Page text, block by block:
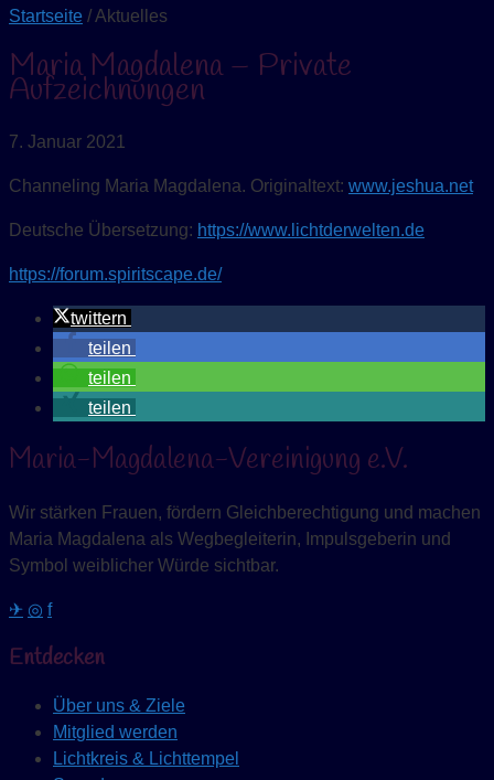
Startseite / Aktuelles
Maria Magdalena – Private
Aufzeichnungen
7. Januar 2021
Channeling Maria Magdalena. Originaltext: www.jeshua.net
Deutsche Übersetzung: https://www.lichtderwelten.de
https://forum.spiritscape.de/
twittern
teilen
teilen
teilen
Maria-Magdalena-Vereinigung e.V.
Wir stärken Frauen, fördern Gleichberechtigung und machen
Maria Magdalena als Wegbegleiterin, Impulsgeberin und
Symbol weiblicher Würde sichtbar.
✈ ◎ f
Entdecken
Über uns & Ziele
Mitglied werden
Lichtkreis & Lichttempel